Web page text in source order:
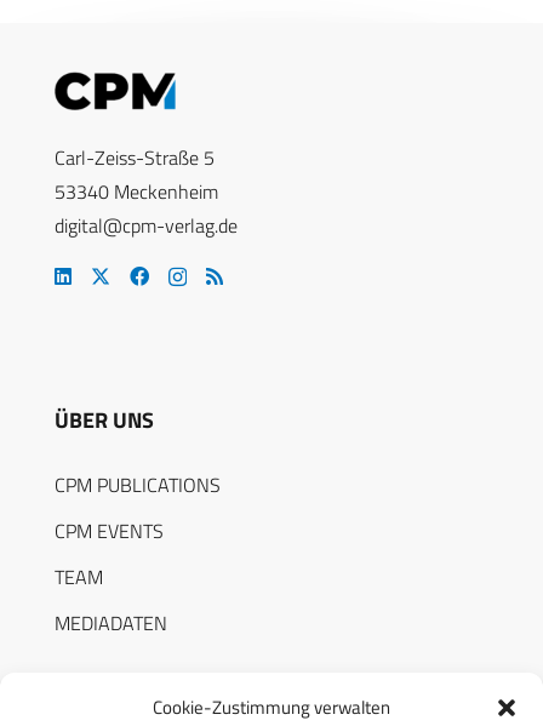
Cookie-Zustimmung verwalten
Carl-Zeiss-Straße 5
53340 Meckenheim
digital@cpm-verlag.de
ÜBER UNS
CPM PUBLICATIONS
CPM EVENTS
TEAM
MEDIADATEN